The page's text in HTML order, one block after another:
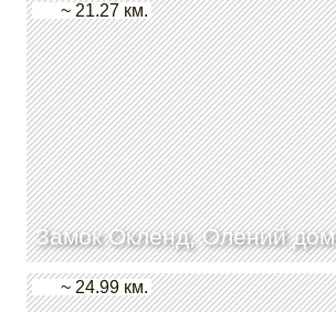
Замок Окленд, Олений дом
~ 21.27 км.
~ 24.99 км.